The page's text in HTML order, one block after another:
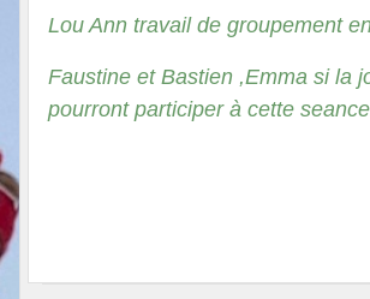
Lou Ann travail de groupement
Faustine et Bastien ,Emma si la
pourront participer à cette